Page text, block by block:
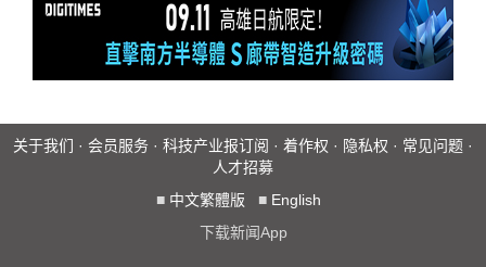
关于我们 · 会员服务 · 科技产业报订阅 · 着作权 · 隐私权 · 常见问题 ·
人才招募
■ 中文繁體版 ■ English
下载新闻App